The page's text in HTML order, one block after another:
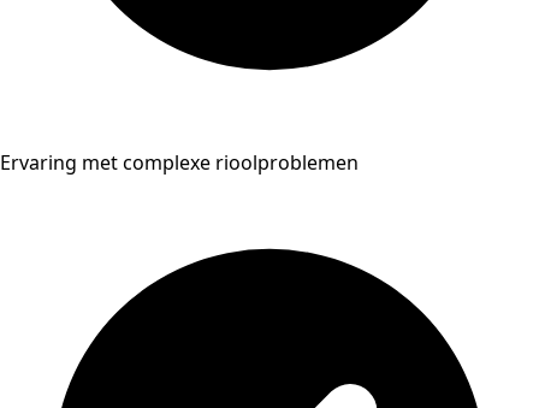
Ervaring met complexe rioolproblemen